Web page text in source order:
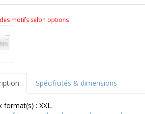
motifs selon options
Spécificités & dimensions
format(s) : XXL.